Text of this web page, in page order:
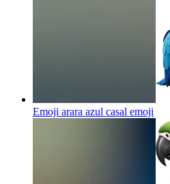
Emoji arara azul casal emoji